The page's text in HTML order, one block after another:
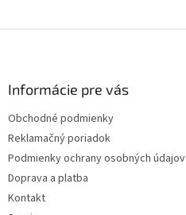
Informácie pre vás
Obchodné podmienky
Reklamačný poriadok
Podmienky ochrany osobných údajov
Doprava a platba
Kontakt